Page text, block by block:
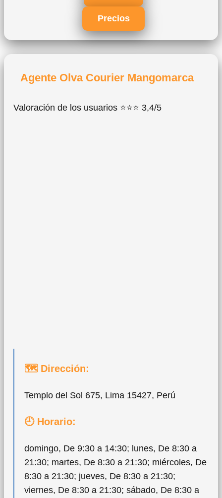
Precios
Agente Olva Courier Mangomarca
Valoración de los usuarios ⭐⭐⭐ 3,4/5
🗺 Dirección:
Templo del Sol 675, Lima 15427, Perú
🕘 Horario:
domingo, De 9:30 a 14:30; lunes, De 8:30 a
21:30; martes, De 8:30 a 21:30; miércoles, De
8:30 a 21:30; jueves, De 8:30 a 21:30;
viernes, De 8:30 a 21:30; sábado, De 8:30 a